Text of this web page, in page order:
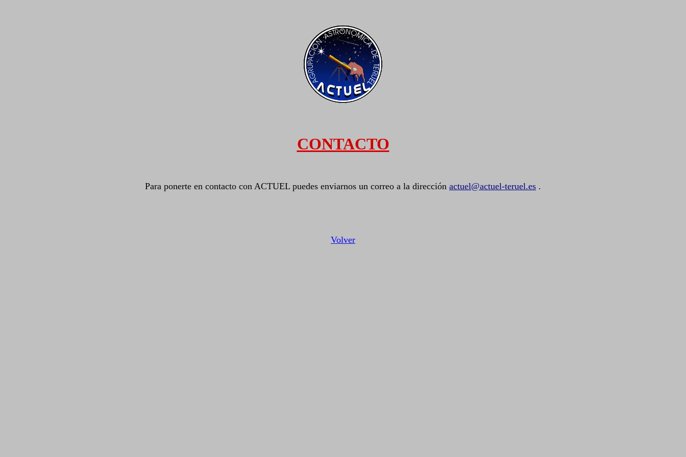
CONTACTO
Para ponerte en contacto con ACTUEL puedes enviarnos un correo a la dirección actuel@actuel-teruel.es .
Volver